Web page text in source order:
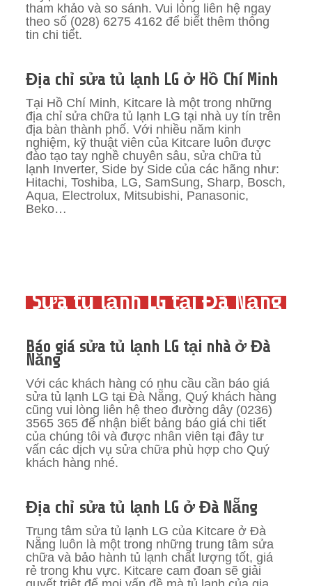
tham khảo và so sánh. Vui lòng liên hệ ngay
theo số (028) 6275 4162 để biết thêm thông
tin chi tiết.
Địa chỉ sửa tủ lạnh LG ở Hồ Chí Minh
Tại Hồ Chí Minh, Kitcare là một trong những
địa chỉ sửa chữa tủ lạnh LG tại nhà uy tín trên
địa bàn thành phố. Với nhiều năm kinh
nghiệm, kỹ thuật viên của Kitcare luôn được
đào tạo tay nghề chuyên sâu, sửa chữa tủ
lạnh Inverter, Side by Side của các hãng như:
Hitachi, Toshiba, LG, SamSung, Sharp, Bosch,
Aqua, Electrolux, Mitsubishi, Panasonic,
Beko…
Sửa tủ lạnh LG tại Đà Nẵng
Báo giá sửa tủ lạnh LG tại nhà ở Đà
Nẵng
Với các khách hàng có nhu cầu cần báo giá
sửa tủ lạnh LG tại Đà Nẵng, Quý khách hàng
cũng vui lòng liên hệ theo đường dây (0236)
3565 365‬ để nhận biết bảng báo giá chi tiết
của chúng tôi và được nhân viên tại đây tư
vấn các dịch vụ sửa chữa phù hợp cho Quý
khách hàng nhé.
Địa chỉ sửa tủ lạnh LG ở Đà Nẵng
Trung tâm sửa tủ lạnh LG của Kitcare ở Đà
Nẵng luôn là một trong những trung tâm sửa
chữa và bảo hành tủ lạnh chất lượng tốt, giá
rẻ trong khu vực. Kitcare cam đoan sẽ giải